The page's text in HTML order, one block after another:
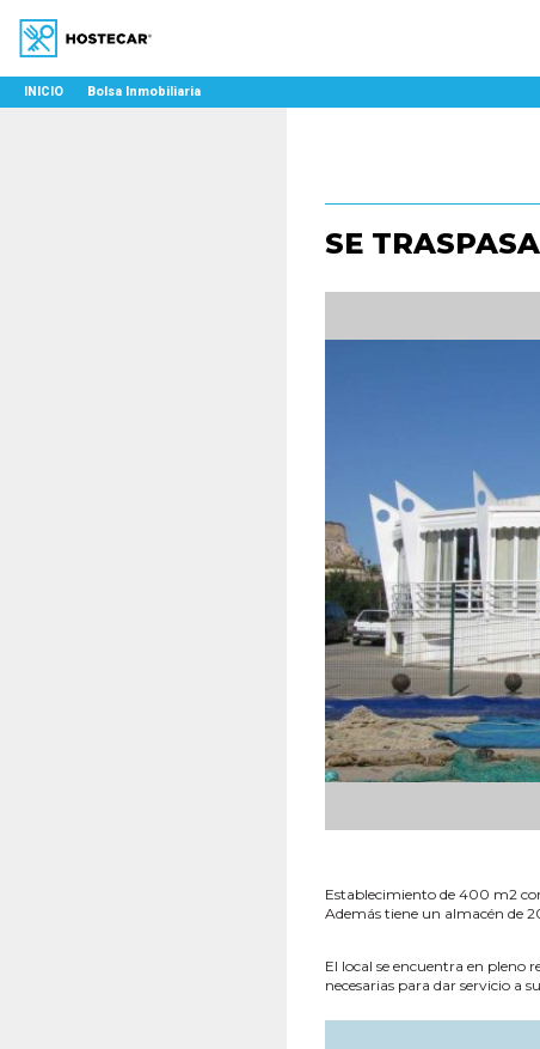
INICIO Bolsa Inmobiliaria
SE
Establecimiento de 400 m2
Además tiene un almacén de
El local se encuentra en pleno
necesarias para dar servicio a